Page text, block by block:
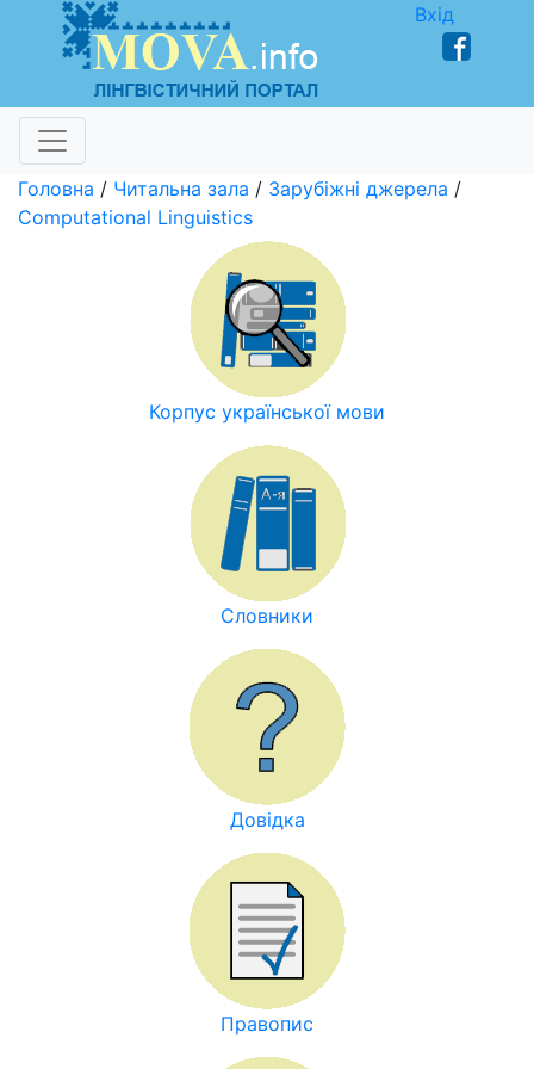
Вхід
Головна / Читальна зала / Зарубіжні джерела /
Computational Linguistics
Корпус української мови
Словники
Довідка
Правопис